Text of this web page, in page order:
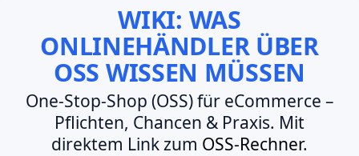
WIKI: WAS
ONLINEHÄNDLER ÜBER
OSS WISSEN MÜSSEN
One-Stop-Shop (OSS) für eCommerce –
Pflichten, Chancen & Praxis. Mit
direktem Link zum OSS-Rechner.